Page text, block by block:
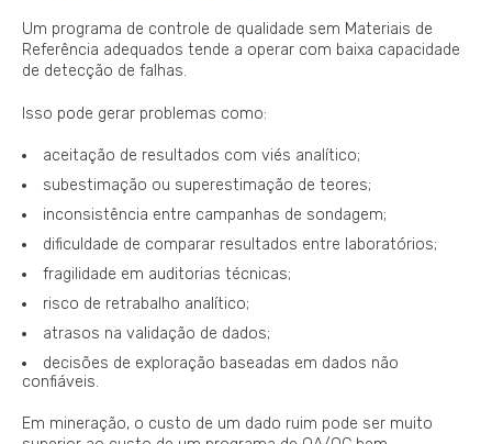
Um programa de controle de qualidade sem Materiais de
Referência adequados tende a operar com baixa capacidade
de detecção de falhas.
Isso pode gerar problemas como:
aceitação de resultados com viés analítico;
subestimação ou superestimação de teores;
inconsistência entre campanhas de sondagem;
dificuldade de comparar resultados entre laboratórios;
fragilidade em auditorias técnicas;
risco de retrabalho analítico;
atrasos na validação de dados;
decisões de exploração baseadas em dados não
confiáveis.
Em mineração, o custo de um dado ruim pode ser muito